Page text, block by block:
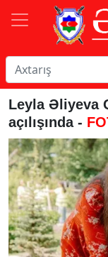
Leyla Əliyeva
açılışında -